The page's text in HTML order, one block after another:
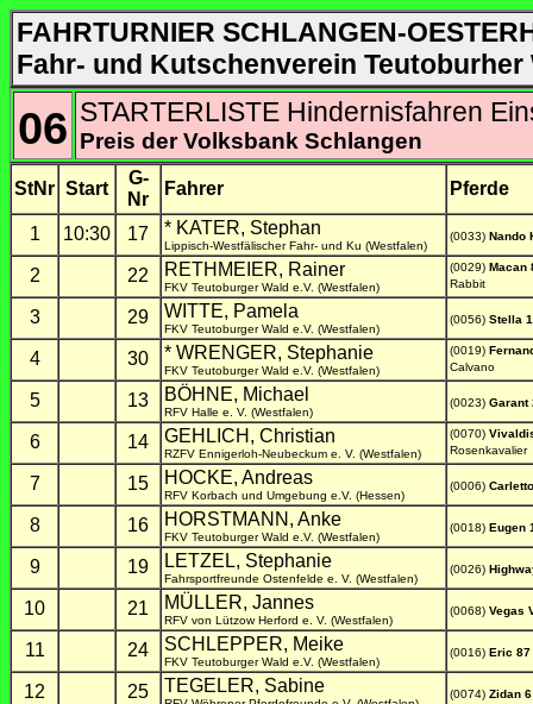
FAHRTURNIER SCHLANGEN-
Fahr- und Kutschenverein Teutoburher
06 STARTERLISTE Hindernisfahren
Preis der Volksbank Schlangen
StNr Start
G-
Nr
Fahrer Pferde
1 10:30 17 * KATER, Stephan
Lippisch-Westfälischer Fahr- und Ku (Westfalen)
(0033) Nando
2 22 RETHMEIER, Rainer
FKV Teutoburger Wald e.V. (Westfalen)
(0029) Macan
Rabbit
3 29 WITTE, Pamela
FKV Teutoburger Wald e.V. (Westfalen)
(0056) Stella
4 30 * WRENGER, Stephanie
FKV Teutoburger Wald e.V. (Westfalen)
(0019)
Calvano
5 13 BÖHNE, Michael
RFV Halle e. V. (Westfalen)
(0023) Garant
6 14 GEHLICH, Christian
RZFV Ennigerloh-Neubeckum e. V. (Westfalen)
(0070)
Rosenkavalier
7 15 HOCKE, Andreas
RFV Korbach und Umgebung e.V. (Hessen)
(0006)
8 16 HORSTMANN, Anke
FKV Teutoburger Wald e.V. (Westfalen)
(0018) Eugen
9 19 LETZEL, Stephanie
Fahrsportfreunde Ostenfelde e. V. (Westfalen)
(0026)
10 21 MÜLLER, Jannes
RFV von Lützow Herford e. V. (Westfalen)
(0068) Vegas
11 24 SCHLEPPER, Meike
FKV Teutoburger Wald e.V. (Westfalen)
(0016) Eric 87
12 25 TEGELER, Sabine (0074) Zidan 6